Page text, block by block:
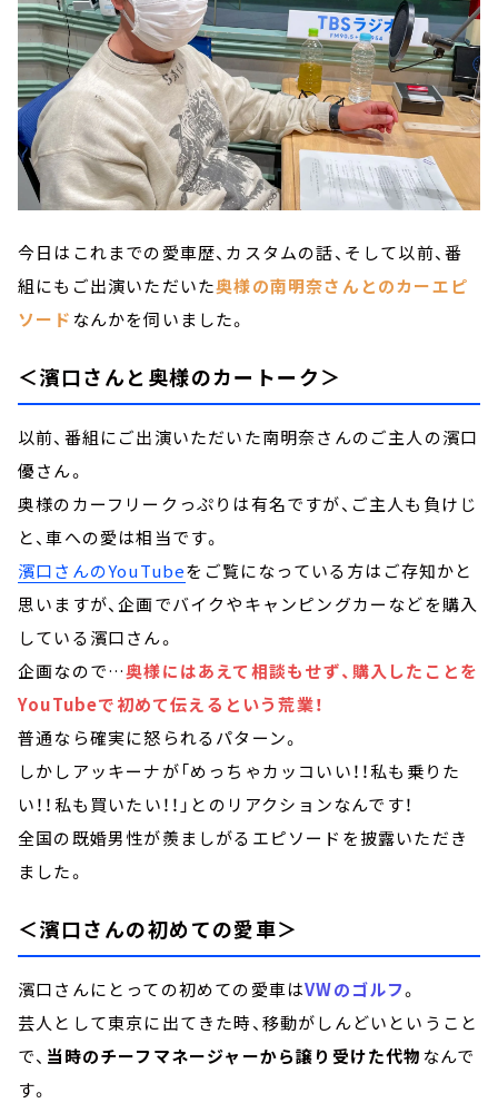
今日はこれまでの愛車歴、カスタムの話、そして以前、番
組にもご出演いただいた奥様の南明奈さんとのカーエピ
ソード なんかを伺いました。
＜濱口さんと奥様のカートーク＞
以前、番組にご出演いただいた南明奈さんのご主人の濱口
優さん。
奥様のカーフリークっぷりは有名ですが、ご主人も負けじ
と、車への愛は相当です。
濱口さんのYouTubeをご覧になっている方はご存知かと
思いますが、企画でバイクやキャンピングカーなどを購入
している濱口さん。
企画なので…奥様にはあえて相談もせず、購入したことを
YouTubeで初めて伝えるという荒業！
普通なら確実に怒られるパターン。
しかしアッキーナが「めっちゃカッコいい！！私も乗りた
い！！私も買いたい！！」とのリアクションなんです！
全国の既婚男性が羨ましがるエピソードを披露いただき
ました。
＜濱口さんの初めての愛車＞
濱口さんにとっての初めての愛車はVWのゴルフ。
芸人として東京に出てきた時、移動がしんどいということ
で、 当時のチーフマネージャーから譲り受けた代物 なんで
す。